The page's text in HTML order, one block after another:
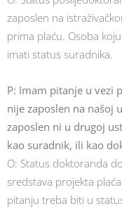
zaposlen na
prima plaću. Osoba
imati status suradnika.
P: Imam pitanje u vezi
nije zaposlen na našoj
zaposlen ni u drugoj
kao suradnik, ili kao
O: Status doktoranda
sredstava projekta
pitanju treba biti u